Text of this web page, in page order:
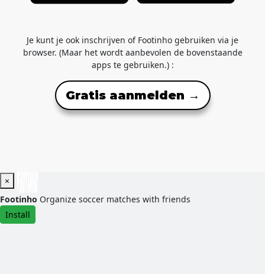
Je kunt je ook inschrijven of Footinho gebruiken via je
browser. (Maar het wordt aanbevolen de bovenstaande
apps te gebruiken.) :
Gratis aanmelden →
×
Footinho Organize soccer matches with friends
Install